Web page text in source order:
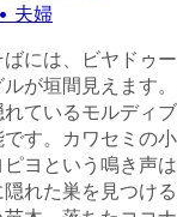
夫婦
には、ビヤドゥ
が垣間見えます
ているモルディ
す。カワセミの
ヨという鳴き声は
れた巣を見つけ